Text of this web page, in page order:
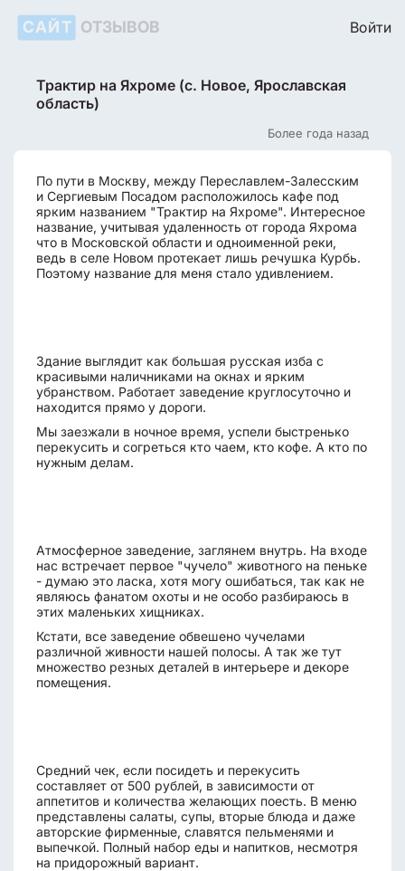
САЙТ ОТЗЫВОВ Войти
Трактир на Яхроме (с. Новое, Ярославская
область)
Более года назад
По пути в Москву, между Переславлем-Залесским
и Сергиевым Посадом расположилось кафе под
ярким названием "Трактир на Яхроме". Интересное
название, учитывая удаленность от города Яхрома
что в Московской области и одноименной реки,
ведь в селе Новом протекает лишь речушка Курбь.
Поэтому название для меня стало удивлением.
Здание выглядит как большая русская изба с
красивыми наличниками на окнах и ярким
убранством. Работает заведение круглосуточно и
находится прямо у дороги.
Мы заезжали в ночное время, успели быстренько
перекусить и согреться кто чаем, кто кофе. А кто по
нужным делам.
Атмосферное заведение, заглянем внутрь. На входе
нас встречает первое "чучело" животного на пеньке
- думаю это ласка, хотя могу ошибаться, так как не
являюсь фанатом охоты и не особо разбираюсь в
этих маленьких хищниках.
Кстати, все заведение обвешено чучелами
различной живности нашей полосы. А так же тут
множество резных деталей в интерьере и декоре
помещения.
Средний чек, если посидеть и перекусить
составляет от 500 рублей, в зависимости от
аппетитов и количества желающих поесть. В меню
представлены салаты, супы, вторые блюда и даже
авторские фирменные, славятся пельменями и
выпечкой. Полный набор еды и напитков, несмотря
на придорожный вариант.